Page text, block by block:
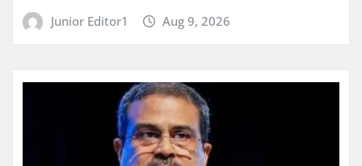
Junior Editor1 Aug 9, 2026